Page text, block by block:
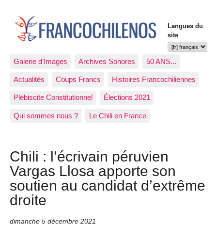
Langues du
site
Galerie d’Images Archives Sonores 50 ANS...
Actualités Coups Francs Histoires Francochiliennes
Plébiscite Constitutionnel Élections 2021
Qui sommes nous ? Le Chili en France
Chili : l’écrivain péruvien
Vargas Llosa apporte son
soutien au candidat d’extrême
droite
dimanche 5 décembre 2021